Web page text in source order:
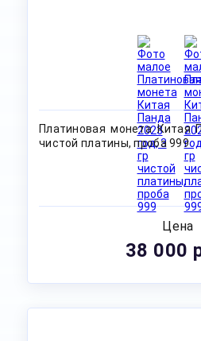
Платиновая монета Китая
чистой платины, проба 999
Цена
38 000